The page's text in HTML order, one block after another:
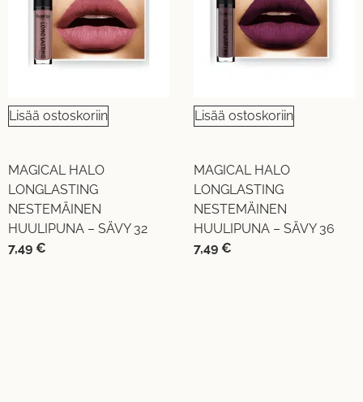
Lisää ostoskoriin
MAGICAL HALO
LONGLASTING
NESTEMÄINEN
HUULIPUNA – SÄVY 32
7,49 €
Lisää ostoskoriin
MAGICAL HALO
LONGLASTING
NESTEMÄINEN
HUULIPUNA – SÄVY 36
7,49 €